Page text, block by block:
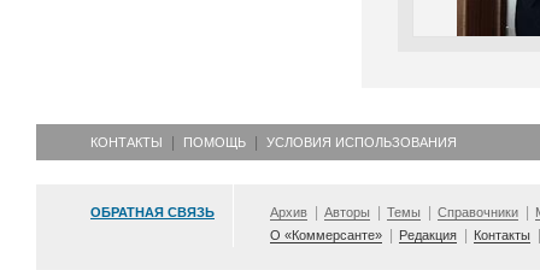
КОНТАКТЫ ПОМОЩЬ УСЛОВИЯ ИСПОЛЬЗОВАНИЯ
ОБРАТНАЯ СВЯЗЬ Архив Авторы Темы Справочники
О «Коммерсанте»
Редакция Контакты